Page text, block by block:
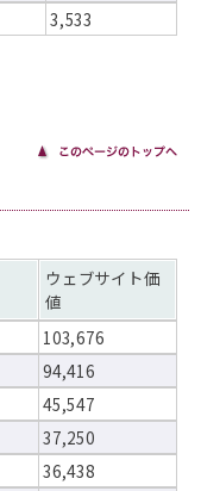
3,533
ウェブサイト価
値
103,676
94,416
45,547
37,250
36,438